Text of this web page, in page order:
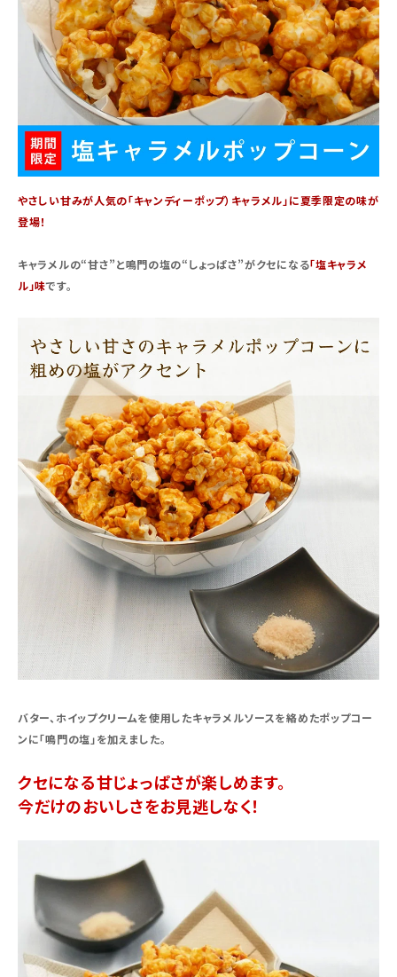
ご利用ガイド
直営店
やさしい甘みが人気の「キャンディーポップ）キャラメル」に夏季限定の味が
登場！
キャラメルの“甘さ”と鳴門の塩の“しょっぱさ”がクセになる「塩キャラメ
ル」味です。
バター、ホイップクリームを使用したキャラメルソースを絡めたポップコー
ンに「鳴門の塩」を加えました。
クセになる甘じょっぱさが楽しめます。
今だけのおいしさをお見逃しなく！